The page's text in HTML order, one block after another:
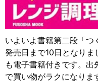
いよいよ書籍第二段「つ
発売日まで10日となり
も電子書籍付きです。
で買い物がラクになりま